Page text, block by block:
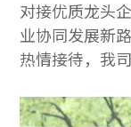
对接优质龙头
业协同发展新
热情接待，我